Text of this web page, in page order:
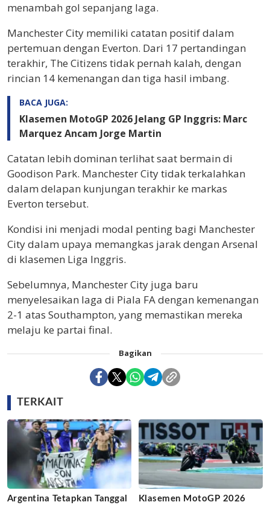
menambah gol sepanjang laga.
Manchester City memiliki catatan positif dalam
pertemuan dengan Everton. Dari 17 pertandingan
terakhir, The Citizens tidak pernah kalah, dengan
rincian 14 kemenangan dan tiga hasil imbang.
BACA JUGA:
Klasemen MotoGP 2026 Jelang GP Inggris: Marc
Marquez Ancam Jorge Martin
Catatan lebih dominan terlihat saat bermain di
Goodison Park. Manchester City tidak terkalahkan
dalam delapan kunjungan terakhir ke markas
Everton tersebut.
Kondisi ini menjadi modal penting bagi Manchester
City dalam upaya memangkas jarak dengan Arsenal
di klasemen Liga Inggris.
Sebelumnya, Manchester City juga baru
menyelesaikan laga di Piala FA dengan kemenangan
2-1 atas Southampton, yang memastikan mereka
melaju ke partai final.
Bagikan
TERKAIT
Argentina Tetapkan Tanggal Klasemen MotoGP 2026